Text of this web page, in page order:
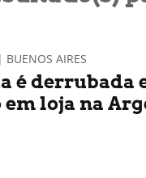
AIRES
é derrubada
em loja na